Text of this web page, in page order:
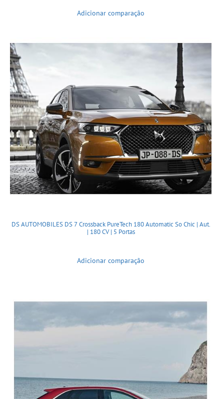
Adicionar comparação
DS AUTOMOBILES DS 7 Crossback PureTech 180 Automatic So Chic | Aut.
| 180 CV | 5 Portas
Adicionar comparação